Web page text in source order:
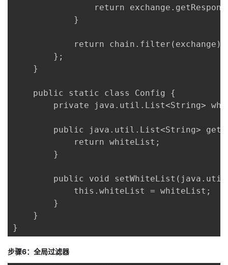
return
            }
            return chain.filter(exchange);
        };
    }
    public static class Config {
private java.util.List<String>
public java.util.List<String>
            return whiteList;
        }
public void
            this.whiteList = whiteList;
        }
    }
}
步骤6：全局过滤器